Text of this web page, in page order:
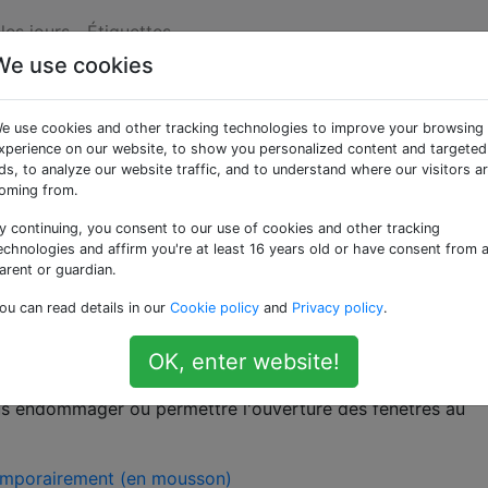
jours Étiquettes
rentable d'éliminer
par les fenêtres?
Nord, on peut sentir l'air froid près des fenêtres
la quantité de chaleur perdue par les fenêtres?
$ pour plusieurs fenêtres
endommager ou permettre l'ouverture des fenêtres au
(en mousson)
use cookies
use cookies and other tracking technologies to improve your browsing
on our website, to show you personalized content and targeted
to analyze our website traffic, and to understand where our visitors
from.
continuing, you consent to our use of cookies and other tracking
and affirm you're at least 16 years old or have consent from a
or guardian.
can read details in our Cookie policy and Privacy policy.
OK, enter website!